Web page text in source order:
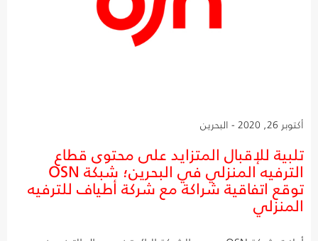
أكتوبر 26, 2020 - البحرين
تلبية للإقبال المتزايد على محتوى قطاع
الترفيه المنزلي في البحرين؛ شبكة OSN
توقع اتفاقية شراكة مع شركة أطياف للترفيه
المنزلي